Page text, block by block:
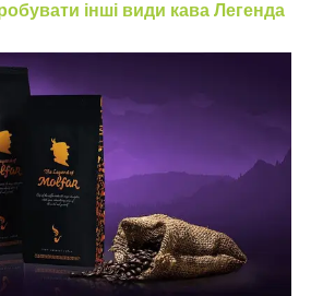
інші види кава Легенда